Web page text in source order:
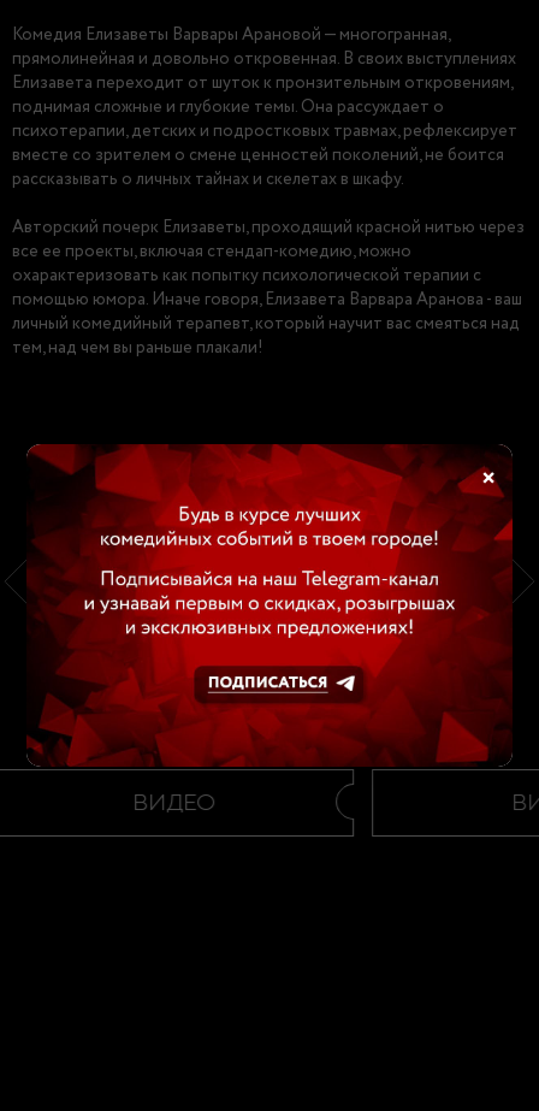
×
Комедия Елизаветы Варвары Арановой — многогранная,
прямолинейная и довольно откровенная. В своих выступлениях
Елизавета переходит от шуток к пронзительным откровениям,
поднимая сложные и глубокие темы. Она рассуждает о
психотерапии, детских и подростковых травмах, рефлексирует
вместе со зрителем о смене ценностей поколений, не боится
рассказывать о личных тайнах и скелетах в шкафу.
Авторский почерк Елизаветы, проходящий красной нитью через
все ее проекты, включая стендап-комедию, можно
охарактеризовать как попытку психологической терапии с
помощью юмора. Иначе говоря, Елизавета Варвара Аранова - ваш
личный комедийный терапевт, который научит вас смеяться над
тем, над чем вы раньше плакали!
ВИДЕО